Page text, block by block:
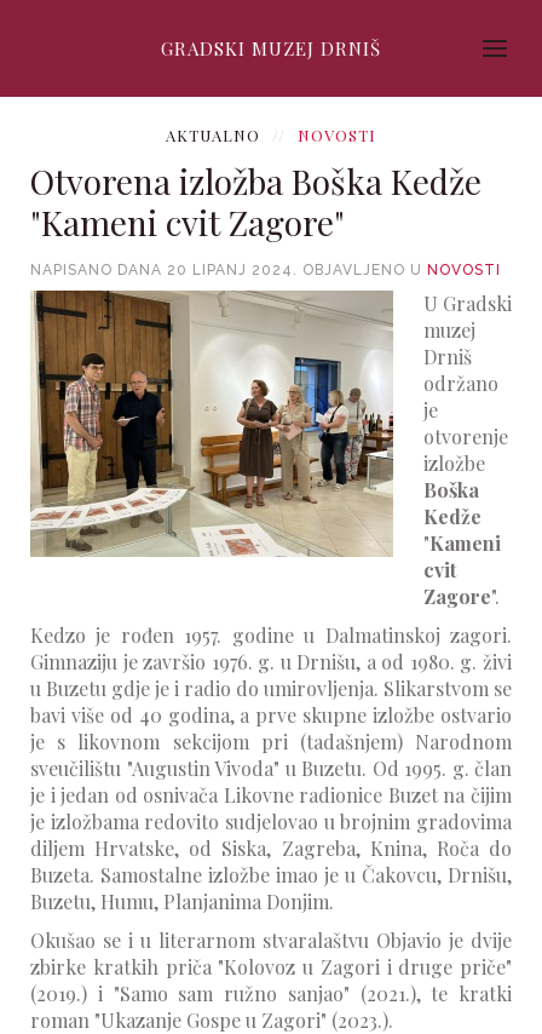
GRADSKI MUZEJ DRNIŠ
AKTUALNO NOVOSTI
Otvorena izložba Boška Kedže
"Kameni cvit Zagore"
NAPISANO DANA 20 LIPANJ 2024 . OBJAVLJENO U NOVOSTI
U Gradski
muzej
Drniš
održano
je
otvorenje
izložbe
Boška
Kedže
"Kameni
cvit
Zagore".
Kedzo je rođen 1957. godine u Dalmatinskoj zagori.
Gimnaziju je završio 1976. g. u Drnišu, a od 1980. g. živi
u Buzetu gdje je i radio do umirovljenja. Slikarstvom se
bavi više od 40 godina, a prve skupne izložbe ostvario
je s likovnom sekcijom pri (tadašnjem) Narodnom
sveučilištu "Augustin Vivoda" u Buzetu. Od 1995. g. član
je i jedan od osnivača Likovne radionice Buzet na čijim
je izložbama redovito sudjelovao u brojnim gradovima
diljem Hrvatske, od Siska, Zagreba, Knina, Roča do
Buzeta. Samostalne izložbe imao je u Čakovcu, Drnišu,
Buzetu, Humu, Planjanima Donjim.
Okušao se i u literarnom stvaralaštvu Objavio je dvije
zbirke kratkih priča "Kolovoz u Zagori i druge priče"
(2019.) i "Samo sam ružno sanjao" (2021.), te kratki
roman "Ukazanje Gospe u Zagori" (2023.).